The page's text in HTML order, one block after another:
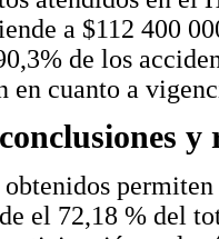
a $112 400
de los
en cuanto a
y
obtenidos
el 72,18 % del